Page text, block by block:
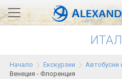
АЛЕКСАНДРИЯ хотели
Начало Екскурзии Автобусни
Венеция - Флоренция